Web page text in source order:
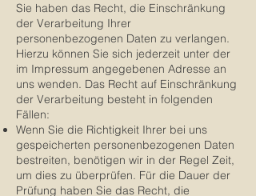
Sie haben das Recht, die Einschränkung
der Verarbeitung Ihrer
personenbezogenen Daten zu verlangen.
Hierzu können Sie sich jederzeit unter der
im Impressum angegebenen Adresse an
uns wenden. Das Recht auf Einschränkung
der Verarbeitung besteht in folgenden
Fällen:
Wenn Sie die Richtigkeit Ihrer bei uns
gespeicherten personenbezogenen Daten
bestreiten, benötigen wir in der Regel Zeit,
um dies zu überprüfen. Für die Dauer der
Prüfung haben Sie das Recht, die